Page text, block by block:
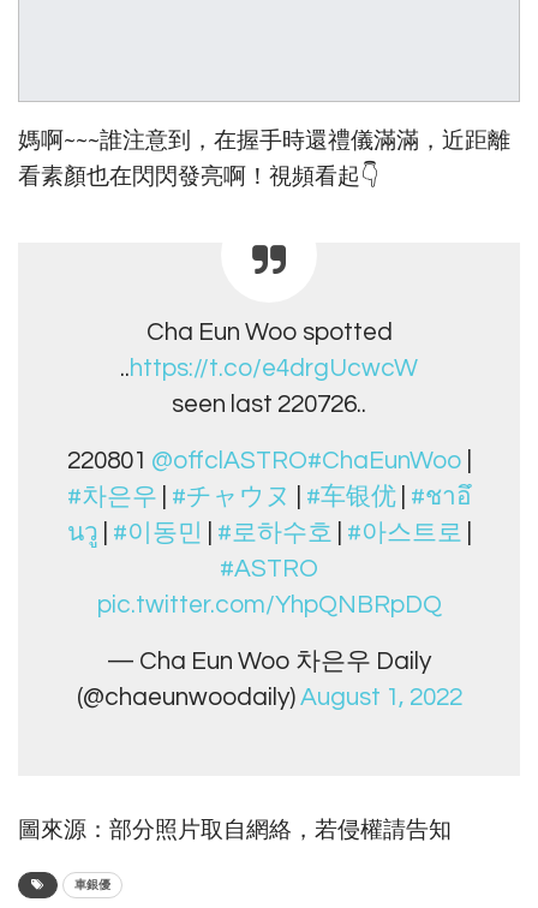
媽啊~~~誰注意到，在握手時還禮儀滿滿，近距離
看素顏也在閃閃發亮啊！視頻看起👇
Cha Eun Woo spotted
..https://t.co/e4drgUcwcW
seen last 220726..
220801 @offclASTRO#ChaEunWoo
#차은우
#チャウヌ #车银优| #ชาอึ
นวู
#이동민 #로하수호 #아스트로
#ASTRO
pic.twitter.com/YhpQNBRpDQ
— Cha Eun Woo 차은우 Daily
(@chaeunwoodaily)August 1, 2022
圖來源：部分照片取自網絡，若侵權請告知
車銀優